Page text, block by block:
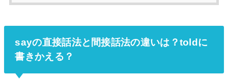
sayの直接話法と間接話法の違いは？toldに
書きかえる？